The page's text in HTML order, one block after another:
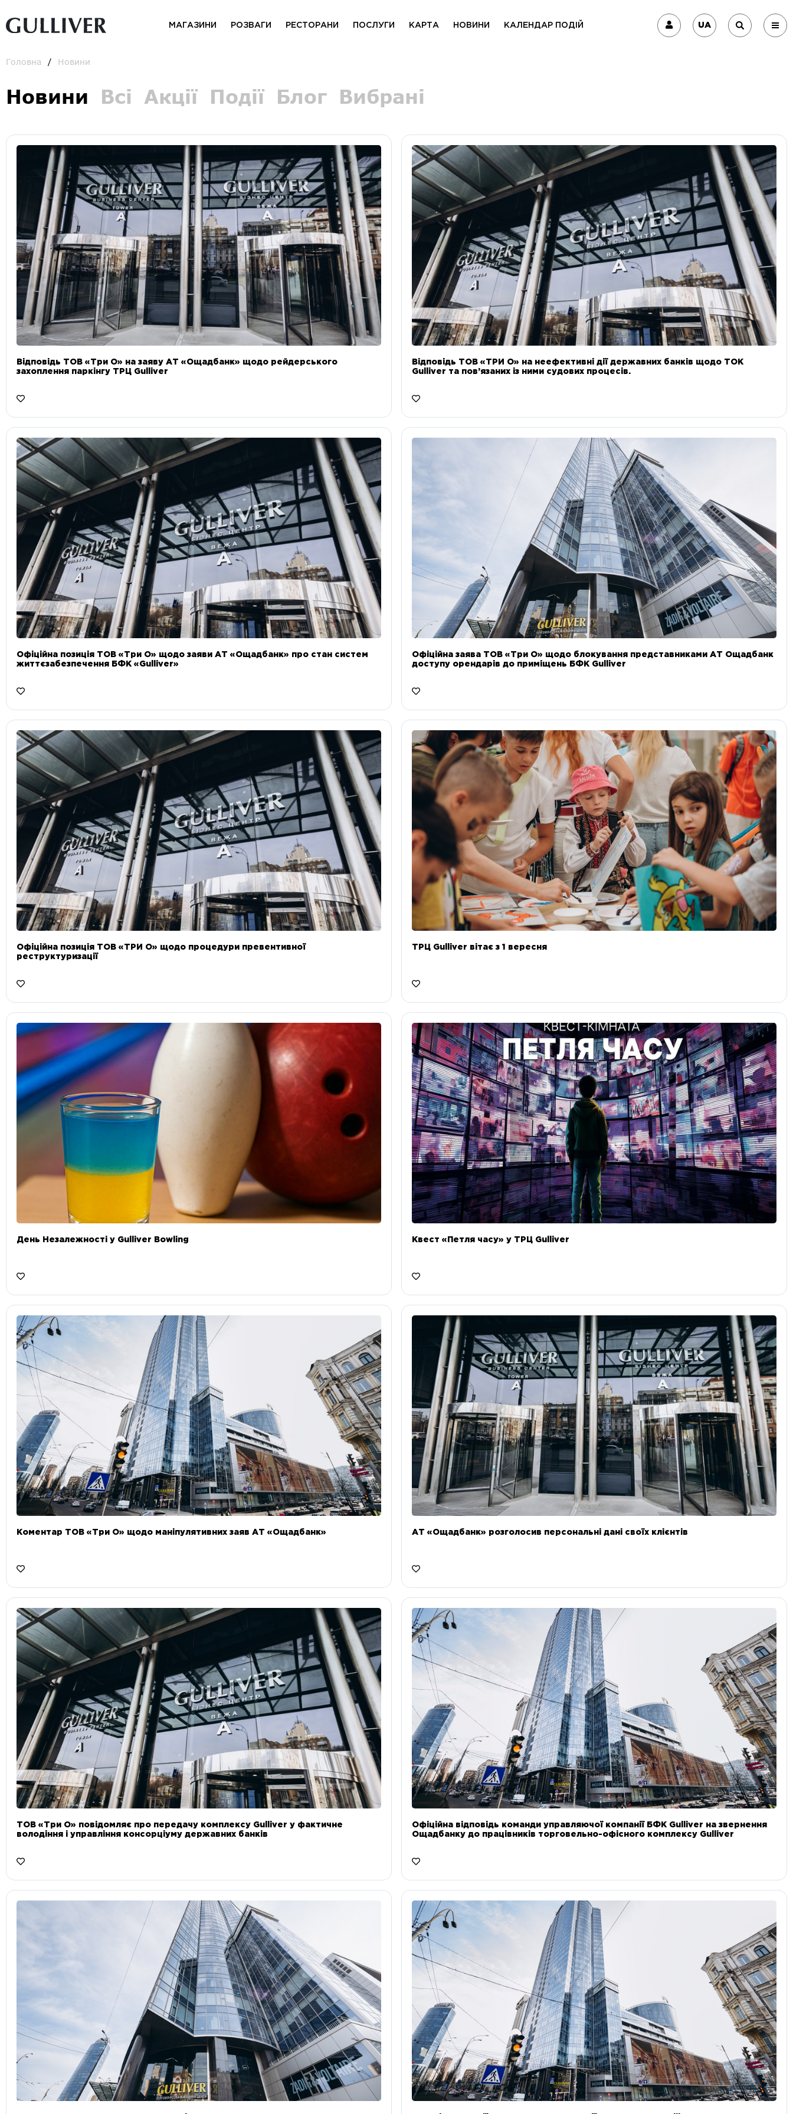
МАГАЗИНИ РОЗВАГИ РЕСТОРАНИ ПОСЛУГИ КАРТА НОВИНИ КАЛЕНДАР ПОДІЙ UA
Головна Новини
Новини Всі Акції Події Блог Вибрані
Відповідь ТОВ «Три О» на заяву АТ «Ощадбанк» щодо рейдерського
захоплення паркінгу ТРЦ Gulliver
Відповідь ТОВ «ТРИ О» на неефективні дії державних банків щодо ТОК
Gulliver та пов’язаних із ними судових процесів.
Офіційна позиція ТОВ «Три О» щодо заяви АТ «Ощадбанк» про стан систем
життєзабезпечення БФК «Gulliver»
Офіційна заява ТОВ «Три О» щодо блокування представниками АТ Ощадбанк
доступу орендарів до приміщень БФК Gulliver
Офіційна позиція ТОВ «ТРИ О» щодо процедури превентивної
реструктуризації
ТРЦ Gulliver вітає з 1 вересня
День Незалежності у Gulliver Bowling Квест «Петля часу» у ТРЦ Gulliver
Коментар ТОВ «Три О» щодо маніпулятивних заяв АТ «Ощадбанк» АТ «Ощадбанк» розголосив персональні дані своїх клієнтів
ТОВ «Три О» повідомляє про передачу комплексу Gulliver у фактичне
володіння і управління консорціуму державних банків
Офіційна відповідь команди управляючої компанії БФК Gulliver на звернення
Ощадбанку до працівників торговельно-офісного комплексу Gulliver